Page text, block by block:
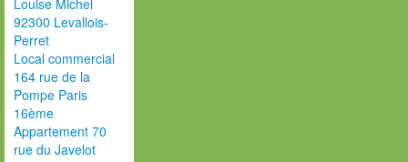
Louise Michel
92300 Levallois-
Perret
Local commercial
164 rue de la
Pompe Paris
16ème
Appartement 70
rue du Javelot